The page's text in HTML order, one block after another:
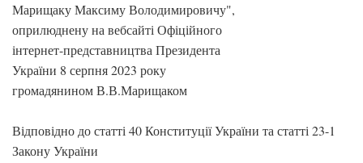
Марищаку Максиму Володимировичу",
оприлюднену на вебсайті Офіційного
інтернет-представництва Президента
України 8 серпня 2023 року
громадянином В.В.Марищаком
Відповідно до статті 40 Конституції України та статті 23-1
Закону України